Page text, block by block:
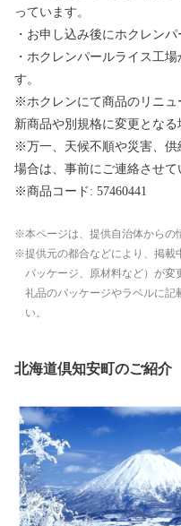
っています。
・お申し込み後にホクレン
・ホクレンパールライス工
す。
※ホクレンにて商品のリニュ
新商品や別規格に変更となる
※万一、天候不順や災害、供
場合は、事前にご連絡させて
※商品コード: 57460441
本ページは、提供自治体からの
提供元の都合などにより、掲載
パッケージ、原材料など）が変
礼品のパッケージやラベルに記
い。
北海道倶知安町のご紹介